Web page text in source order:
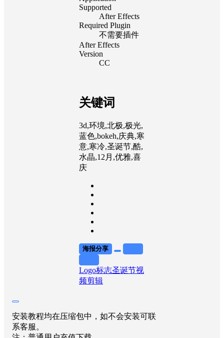
Supported
After Effects
Required Plugin
不需要插件
After Effects
Version
CC
关键词
3d,环境,北极,极光,
蓝色,bokeh,庆典,寒
意,寒冷,圣诞节,酷,
水晶,12月,优雅,喜
庆
海报分享
Logo标志圣诞节视
频剪辑
安装教程均在压缩包中，如不会安装可联
系客服。